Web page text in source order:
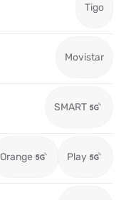
Tigo
Movistar
SMART
Orange Play